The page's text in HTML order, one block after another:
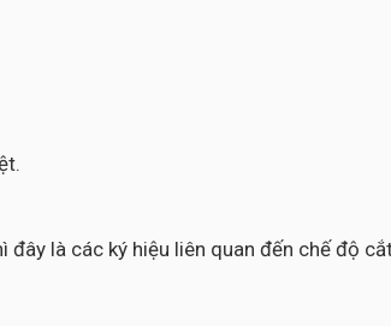
đây là các ký hiệu liên quan đến chế độ